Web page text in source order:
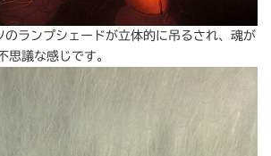
ランプシェードが立体的に吊るされ、魂が
思議な感じです。